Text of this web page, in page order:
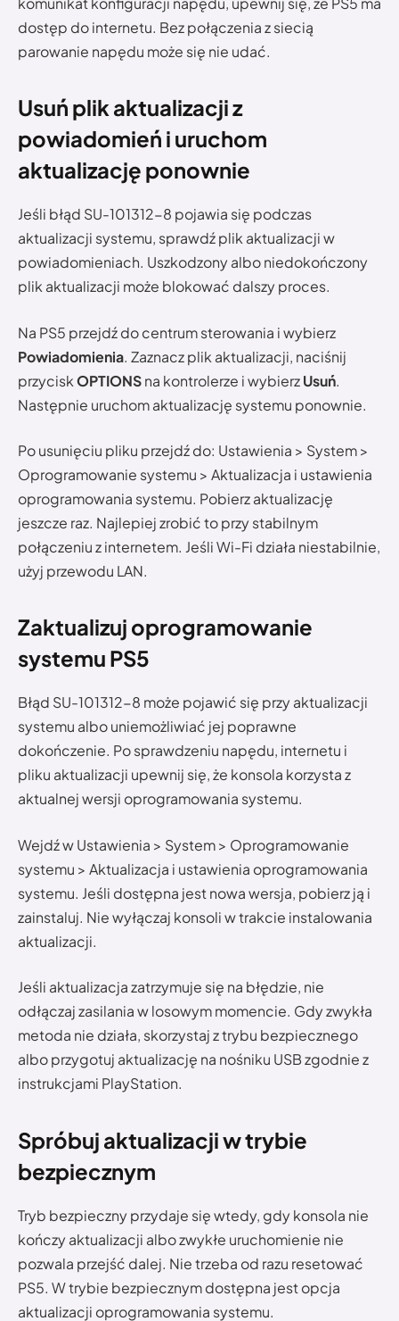
dostęp do internetu. Bez połączenia z siecią
parowanie napędu może się nie udać.
Usuń plik aktualizacji z
powiadomień i uruchom
aktualizację ponownie
Jeśli błąd SU-101312-8 pojawia się podczas
aktualizacji systemu, sprawdź plik aktualizacji w
powiadomieniach. Uszkodzony albo niedokończony
plik aktualizacji może blokować dalszy proces.
Na PS5 przejdź do centrum sterowania i wybierz
Powiadomienia. Zaznacz plik aktualizacji, naciśnij
przyciskOPTIONSna kontrolerze i wybierzUsuń.
Następnie uruchom aktualizację systemu ponownie.
Po usunięciu pliku przejdź do: Ustawienia > System >
Oprogramowanie systemu > Aktualizacja i ustawienia
oprogramowania systemu. Pobierz aktualizację
jeszcze raz. Najlepiej zrobić to przy stabilnym
połączeniu z internetem. Jeśli Wi-Fi działa niestabilnie,
użyj przewodu LAN.
Zaktualizuj oprogramowanie
systemu PS5
Błąd SU-101312-8 może pojawić się przy aktualizacji
systemu albo uniemożliwiać jej poprawne
dokończenie. Po sprawdzeniu napędu, internetu i
pliku aktualizacji upewnij się, że konsola korzysta z
aktualnej wersji oprogramowania systemu.
Wejdź w Ustawienia > System > Oprogramowanie
systemu > Aktualizacja i ustawienia oprogramowania
systemu. Jeśli dostępna jest nowa wersja, pobierz ją i
zainstaluj. Nie wyłączaj konsoli w trakcie instalowania
aktualizacji.
Jeśli aktualizacja zatrzymuje się na błędzie, nie
odłączaj zasilania w losowym momencie. Gdy zwykła
metoda nie działa, skorzystaj z trybu bezpiecznego
albo przygotuj aktualizację na nośniku USB zgodnie z
instrukcjami PlayStation.
Spróbuj aktualizacji w trybie
bezpiecznym
Tryb bezpieczny przydaje się wtedy, gdy konsola nie
kończy aktualizacji albo zwykłe uruchomienie nie
pozwala przejść dalej. Nie trzeba od razu resetować
PS5. W trybie bezpiecznym dostępna jest opcja
aktualizacji oprogramowania systemu.